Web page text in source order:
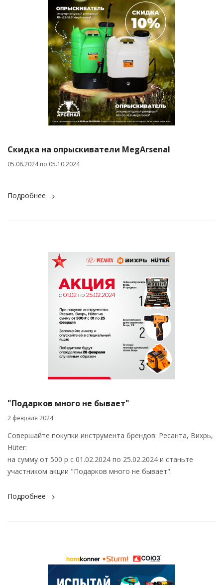
Скидка на опрыскиватели MegArsenal
05.08.2024 по 05.10.2024
Подробнее
"Подарков много не бывает"
2 февраля 2024
Совершайте покупки инструмента брендов: Ресанта, Вихрь,
Hüter:
на сумму от 500 р с 01.02.2024 по 25.02.2024 и станьте
участником акции "Подарков много не бывает".
Подробнее